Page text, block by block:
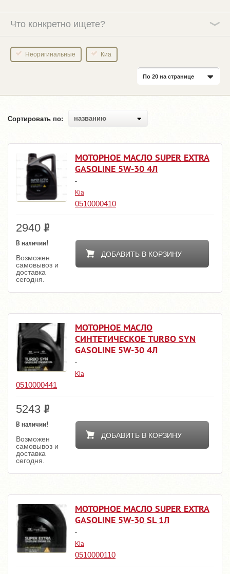
Что конкретно ищете?
Неоригинальные Киа
По 20 на странице
Сортировать по: названию
МОТОРНОЕ МАСЛО SUPER EXTRA
GASOLINE 5W-30 4Л
-
Kia
0510000410
2940
ДОБАВИТЬ В КОРЗИНУ
В наличии!
Возможен
самовывоз и
доставка
сегодня.
МОТОРНОЕ МАСЛО
СИНТЕТИЧЕСКОЕ TURBO SYN
GASOLINE 5W-30 4Л
-
Kia
0510000441
5243
ДОБАВИТЬ В КОРЗИНУ
В наличии!
Возможен
самовывоз и
доставка
сегодня.
МОТОРНОЕ МАСЛО SUPER EXTRA
GASOLINE 5W-30 SL 1Л
-
Kia
0510000110